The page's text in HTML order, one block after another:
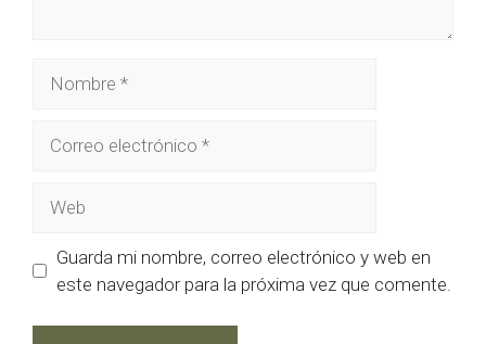
electrónico
Guarda mi nombre, correo electrónico y web en
este navegador para la próxima vez que comente.